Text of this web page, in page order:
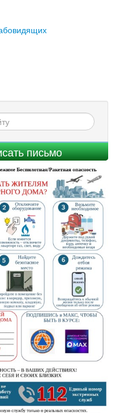
письмо